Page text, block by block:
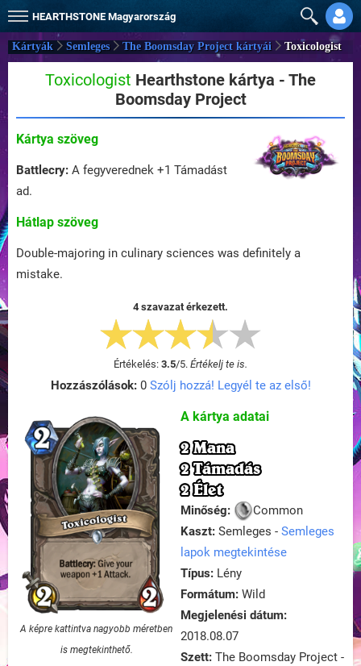
HEARTHSTONE Magyarország
Kártyák Semleges The Boomsday Project kártyái Toxicologist
Toxicologist Hearthstone kártya - The
Boomsday Project
Kártya szöveg
Battlecry: A fegyverednek +1 Támadást
ad.
Hátlap szöveg
Double-majoring in culinary sciences was definitely a
mistake.
4 szavazat érkezett.
Értékelés: 3.5/5. Értékelj te is.
Hozzászólások:0 Szólj hozzá! Legyél te az első!
A képre kattintva nagyobb méretben
is megtekinthető.
A kártya adatai
2 Mana
2 Támadás
2 Élet
Minőség:
Common
Kaszt: Semleges - Semleges
lapok megtekintése
Típus: Lény
Formátum: Wild
Megjelenési dátum:
2018.08.07
Szett: The Boomsday Project -